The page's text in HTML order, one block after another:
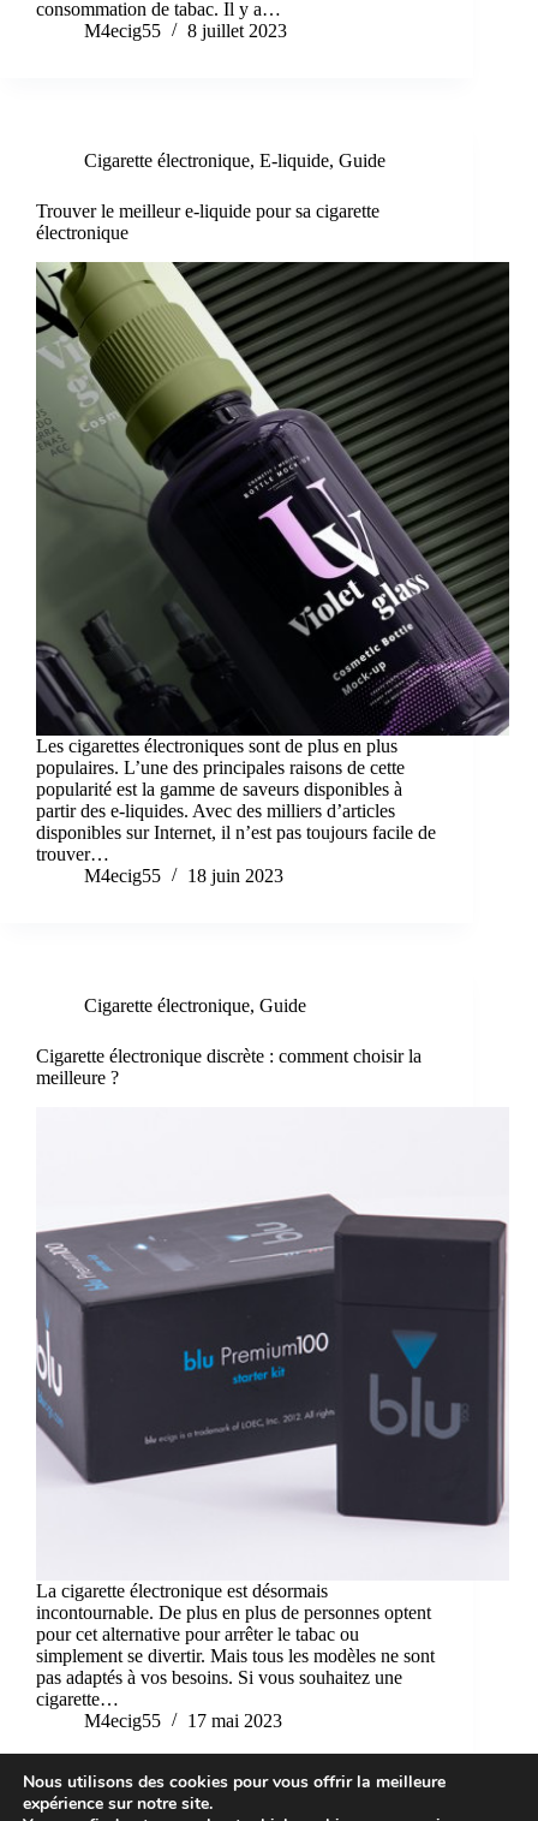
consommation de tabac. Il y a…
M4ecig55
8 juillet 2023
Cigarette électronique, E-liquide, Guide
Trouver le meilleur e-liquide pour sa cigarette
électronique
Les cigarettes électroniques sont de plus en plus
populaires. L’une des principales raisons de cette
popularité est la gamme de saveurs disponibles à
partir des e-liquides. Avec des milliers d’articles
disponibles sur Internet, il n’est pas toujours facile de
trouver…
M4ecig55
18 juin 2023
Cigarette électronique, Guide
Cigarette électronique discrète : comment choisir la
meilleure ?
La cigarette électronique est désormais
incontournable. De plus en plus de personnes optent
pour cet alternative pour arrêter le tabac ou
simplement se divertir. Mais tous les modèles ne sont
pas adaptés à vos besoins. Si vous souhaitez une
cigarette…
M4ecig55
17 mai 2023
Nous utilisons des cookies pour vous offrir la meilleure
expérience sur notre site.